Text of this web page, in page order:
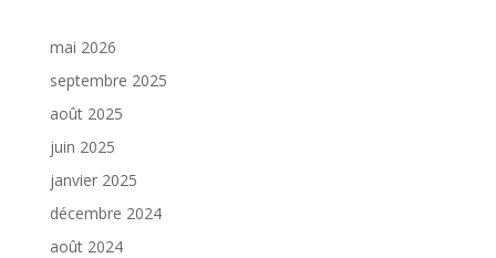
mai 2026
septembre 2025
août 2025
juin 2025
janvier 2025
décembre 2024
août 2024